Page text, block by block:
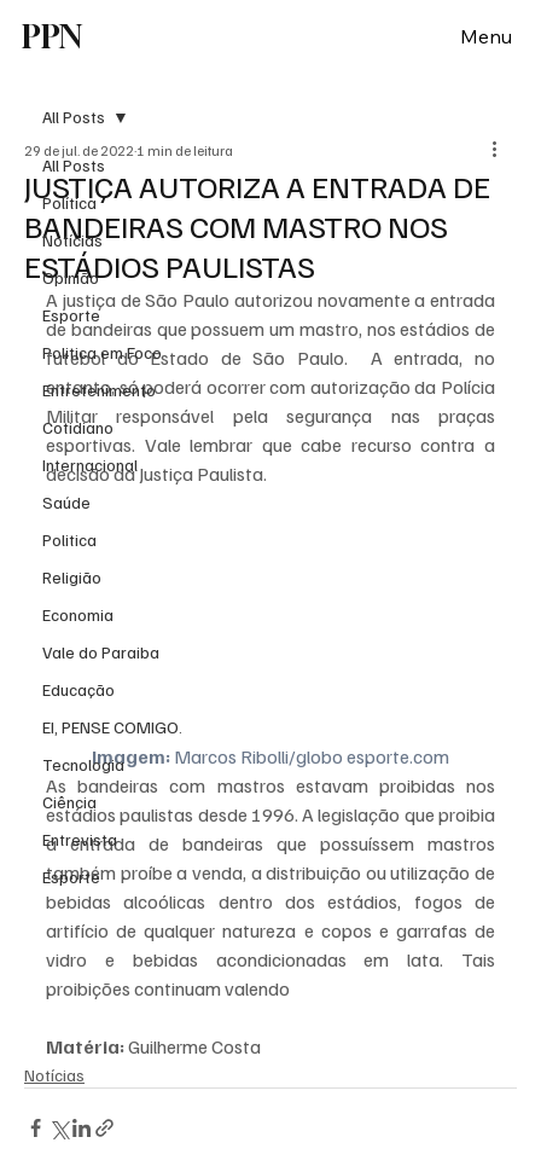
PPN Menu
All Posts
Política
Notícias
Opinião
Esporte
Politica em Foco
Entretenimento
Cotidiano
Internacional
Saúde
Politica
Religião
Economia
Vale do Paraiba
Educação
EI, PENSE COMIGO.
Tecnologia
Ciência
Entrevista
Esporte
All Posts
JUSTIÇA AUTORIZA A ENTRADA DE
BANDEIRAS COM MASTRO NOS
ESTÁDIOS PAULISTAS
29 de jul. de 2022 1 min de leitura
A justiça de São Paulo autorizou novamente a entrada
de bandeiras que possuem um mastro, nos estádios de
futebol do Estado de São Paulo.  A entrada, no
entanto, só poderá ocorrer com autorização da Polícia
Militar responsável pela segurança nas praças
esportivas. Vale lembrar que cabe recurso contra a
decisão da Justiça Paulista.
Imagem: Marcos Ribolli/globo esporte.com
As bandeiras com mastros estavam proibidas nos
estádios paulistas desde 1996. A legislação que proibia
a entrada de bandeiras que possuíssem mastros
também proíbe a venda, a distribuição ou utilização de
bebidas alcoólicas dentro dos estádios, fogos de
artifício de qualquer natureza e copos e garrafas de
vidro e bebidas acondicionadas em lata. Tais
proibições continuam valendo
Matéria: Guilherme Costa
Notícias